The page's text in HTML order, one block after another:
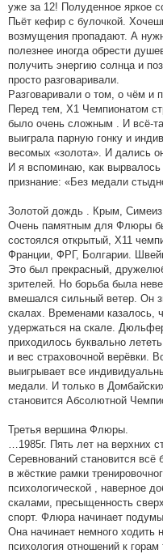
уже за 12! Полуденное яркое
Пьёт кефир с булочкой.
возмущения пропадают. А
полезнее иногда обрести
получить энергию солнца и
просто разговаривали.
Разговаривали о том, о чём и
Перед тем, Х1 Чемпионатом
было очень сложным . И всё-
выиграла парную гонку и
весомых «золота». И дались
И я вспоминаю, как
признание: «Без медали
Золотой дождь . Крым,
Очень памятным для Флюры
состоялся открытый, Х11
Франции, ФРГ, Болгарии.
Это был прекрасный,
зрителей. Но борьба была
вмешался сильный ветер. Он
скалах. Временами казалось,
удержаться на скале.
приходилось буквально
и вес страховочной верёвки.
выигрывает все
медали. И только в
становится Абсолютной
Третья вершина Флюры.
…1985г. Пять лет на верхних
Серевнований становится всё
в жёсткие рамки
психологической , наверное
скалами, пресыщенность
спорт. Флюра начинает
Она начинает немного ходить
психология отношений к горам